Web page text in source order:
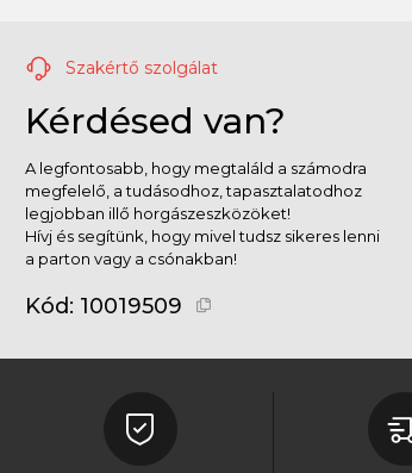
Szakértő szolgálat
Kérdésed van?
A legfontosabb, hogy megtaláld a számodra
megfelelő, a tudásodhoz, tapasztalatodhoz
legjobban illő horgászeszközöket!
Hívj és segítünk, hogy mivel tudsz sikeres lenni
a parton vagy a csónakban!
Kód: 10019509